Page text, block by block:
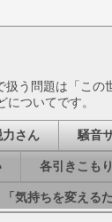
う問題は「こ
ついてです。
力さん 騒音
各引きこも
「気持ちを変える